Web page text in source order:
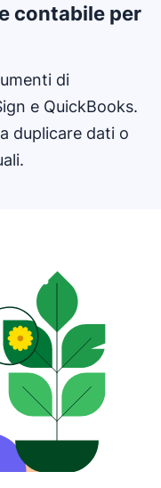
contabile per
di
e QuickBooks.
duplicare dati o